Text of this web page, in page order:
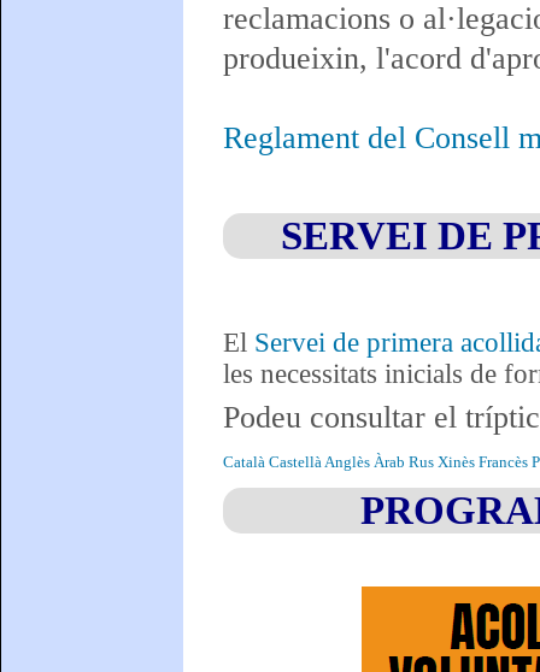
reclamacions o
produeixin, l'acord
Reglament del Consell
SERVEI DE
El Servei de primera
les necessitats inicials de
Podeu consultar el
Català Castellà Anglès Àrab Rus Xinès Francès